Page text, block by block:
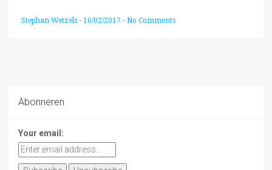
Stephan Wetzels - 16/02/2017 - No Comments
Abonneren
Your email: